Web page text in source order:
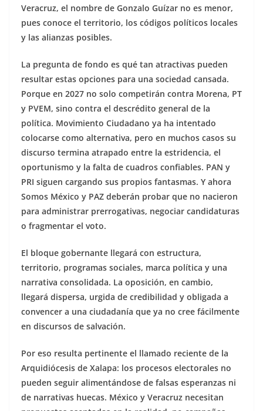
Veracruz, el nombre de Gonzalo Guízar no es menor,
pues conoce el territorio, los códigos políticos locales
y las alianzas posibles.
La pregunta de fondo es qué tan atractivas pueden
resultar estas opciones para una sociedad cansada.
Porque en 2027 no solo competirán contra Morena, PT
y PVEM, sino contra el descrédito general de la
política. Movimiento Ciudadano ya ha intentado
colocarse como alternativa, pero en muchos casos su
discurso termina atrapado entre la estridencia, el
oportunismo y la falta de cuadros confiables. PAN y
PRI siguen cargando sus propios fantasmas. Y ahora
Somos México y PAZ deberán probar que no nacieron
para administrar prerrogativas, negociar candidaturas
o fragmentar el voto.
El bloque gobernante llegará con estructura,
territorio, programas sociales, marca política y una
narrativa consolidada. La oposición, en cambio,
llegará dispersa, urgida de credibilidad y obligada a
convencer a una ciudadanía que ya no cree fácilmente
en discursos de salvación.
Por eso resulta pertinente el llamado reciente de la
Arquidiócesis de Xalapa: los procesos electorales no
pueden seguir alimentándose de falsas esperanzas ni
de narrativas huecas. México y Veracruz necesitan